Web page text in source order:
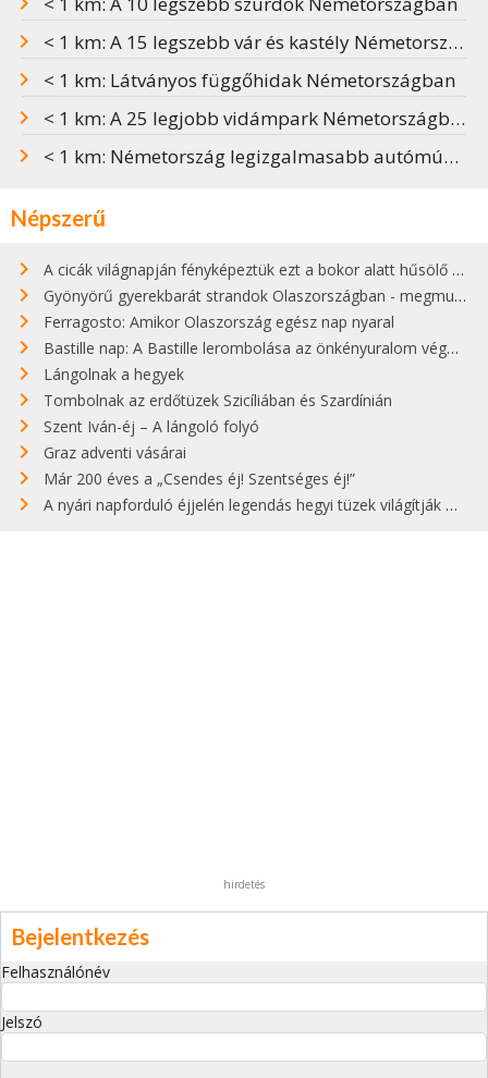
< 1 km: A 15 legszebb vár és kastély Németországban
< 1 km: Látványos függőhidak Németországban
< 1 km: A 25 legjobb vidámpark Németországban
< 1 km: Németország legizgalmasabb autómúzeumai
Népszerű
A cicák világnapján fényképeztük ezt a bokor alatt hűsölő cicát Kisorosziban
Gyönyörű gyerekbarát strandok Olaszországban - megmutatjuk a 15 legjobbat
Ferragosto: Amikor Olaszország egész nap nyaral
Bastille nap: A Bastille lerombolása az önkényuralom végét jelentette
Lángolnak a hegyek
Tombolnak az erdőtüzek Szicíliában és Szardínián
Szent Iván-éj – A lángoló folyó
Graz adventi vásárai
Már 200 éves a „Csendes éj! Szentséges éj!”
A nyári napforduló éjjelén legendás hegyi tüzek világítják meg Zugspitzét
hirdetés
Bejelentkezés
Felhasználónév
Jelszó